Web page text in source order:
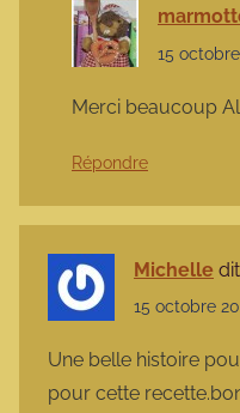
15
Merci beaucoup
Répondre
Michelle
15 octobre
Une belle histoire
pour cette